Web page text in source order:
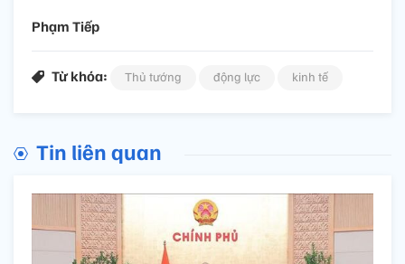
Phạm Tiếp
Từ khóa: Thủ tướng động lực kinh tế
Tin liên quan